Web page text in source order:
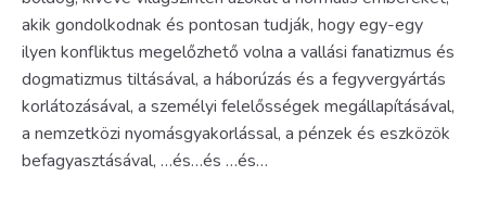
akik gondolkodnak és pontosan tudják, hogy egy-egy
ilyen konfliktus megelőzhető volna a vallási fanatizmus és
dogmatizmus tiltásával, a háborúzás és a fegyvergyártás
korlátozásával, a személyi felelősségek megállapításával,
a nemzetközi nyomásgyakorlással, a pénzek és eszközök
befagyasztásával, …és…és …és…